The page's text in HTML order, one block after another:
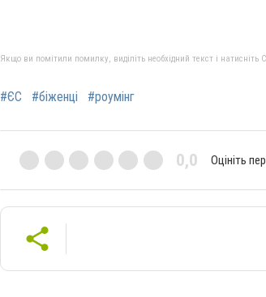
Якщо ви помітили помилку, виділіть необхідний текст і
#ЄС #біженці #роумінг
0,0 Оцініть